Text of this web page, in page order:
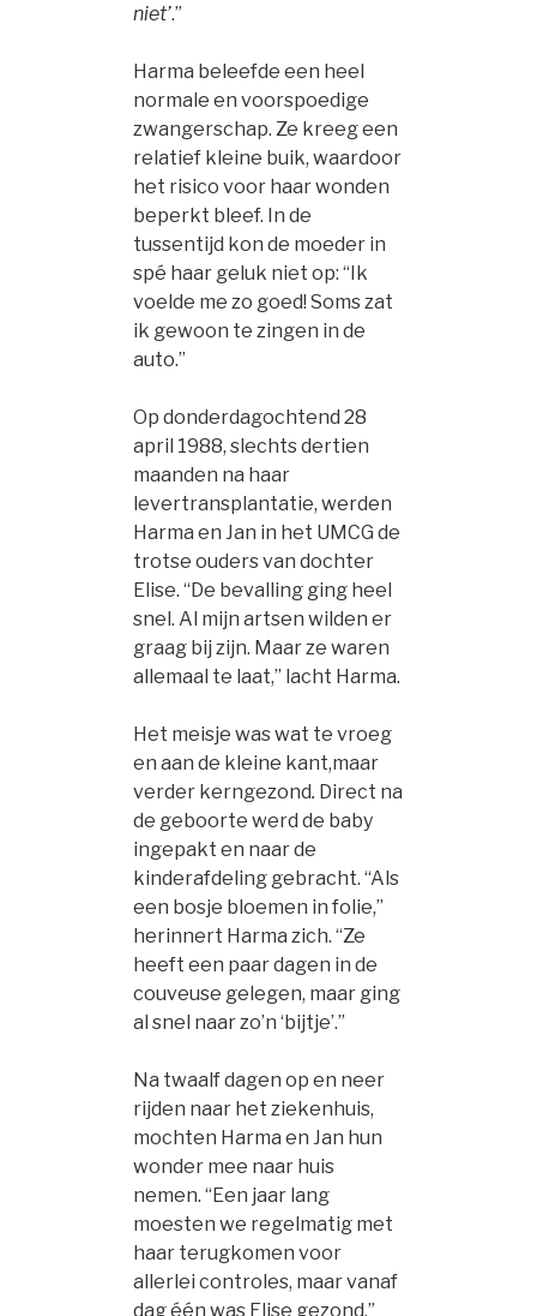
niet’.”
Harma beleefde een heel
normale en voorspoedige
zwangerschap. Ze kreeg een
relatief kleine buik, waardoor
het risico voor haar wonden
beperkt bleef. In de
tussentijd kon de moeder in
spé haar geluk niet op: “Ik
voelde me zo goed! Soms zat
ik gewoon te zingen in de
auto.”
Op donderdagochtend 28
april 1988, slechts dertien
maanden na haar
levertransplantatie, werden
Harma en Jan in het UMCG de
trotse ouders van dochter
Elise. “De bevalling ging heel
snel. Al mijn artsen wilden er
graag bij zijn. Maar ze waren
allemaal te laat,” lacht Harma.
Het meisje was wat te vroeg
en aan de kleine kant,maar
verder kerngezond. Direct na
de geboorte werd de baby
ingepakt en naar de
kinderafdeling gebracht. “Als
een bosje bloemen in folie,”
herinnert Harma zich. “Ze
heeft een paar dagen in de
couveuse gelegen, maar ging
al snel naar zo’n ‘bijtje’.”
Na twaalf dagen op en neer
rijden naar het ziekenhuis,
mochten Harma en Jan hun
wonder mee naar huis
nemen. “Een jaar lang
moesten we regelmatig met
haar terugkomen voor
allerlei controles, maar vanaf
dag één was Elise gezond.”